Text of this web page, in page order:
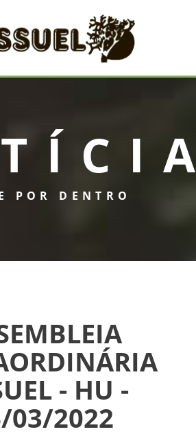
POR DENTRO
- HU -
03/2022